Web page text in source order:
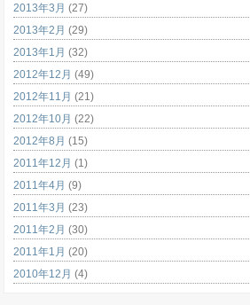
2013年3月 (27)
2013年2月 (29)
2013年1月 (32)
2012年12月 (49)
2012年11月 (21)
2012年10月 (22)
2012年8月 (15)
2011年12月 (1)
2011年4月 (9)
2011年3月 (23)
2011年2月 (30)
2011年1月 (20)
2010年12月 (4)